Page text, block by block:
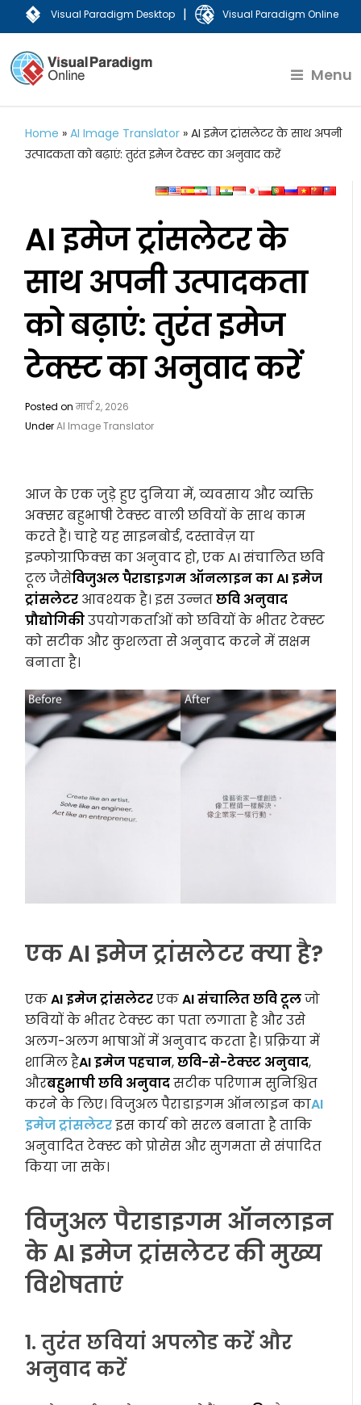
Visual Paradigm Desktop | Visual Paradigm Online
Menu
Home »AI Image Translator »AI इमेज ट्रांसलेटर के साथ अपनी
उत्पादकता को बढ़ाएं: तुरंत इमेज टेक्स्ट का अनुवाद करें
AI इमेज ट्रांसलेटर के
साथ अपनी उत्पादकता
को बढ़ाएं: तुरंत इमेज
टेक्स्ट का अनुवाद करें
Posted onमार्च 2, 2026
UnderAI Image Translator
आज के एक जुड़े हुए दुनिया में, व्यवसाय और व्यक्ति
अक्सर बहुभाषी टेक्स्ट वाली छवियों के साथ काम
करते हैं। चाहे यह साइनबोर्ड, दस्तावेज़ या
इन्फोग्राफिक्स का अनुवाद हो, एक AI संचालित छवि
टूल जैसेविजुअल पैराडाइगम ऑनलाइन का AI इमेज
ट्रांसलेटर आवश्यक है। इस उन्नतछवि अनुवाद
प्रौद्योगिकीउपयोगकर्ताओं को छवियों के भीतर टेक्स्ट
को सटीक और कुशलता से अनुवाद करने में सक्षम
बनाता है।
एक AI इमेज ट्रांसलेटर क्या है?
एकAI इमेज ट्रांसलेटरएकAI संचालित छवि टूलजो
छवियों के भीतर टेक्स्ट का पता लगाता है और उसे
अलग-अलग भाषाओं में अनुवाद करता है। प्रक्रिया में
शामिल हैAI इमेज पहचान,छवि-से-टेक्स्ट अनुवाद,
औरबहुभाषी छवि अनुवादसटीक परिणाम सुनिश्चित
करने के लिए। विजुअल पैराडाइगम ऑनलाइन काAI
इमेज ट्रांसलेटरइस कार्य को सरल बनाता है ताकि
अनुवादित टेक्स्ट को प्रोसेस और सुगमता से संपादित
किया जा सके।
विजुअल पैराडाइगम ऑनलाइन
के AI इमेज ट्रांसलेटर की मुख्य
विशेषताएं
1. तुरंत छवियां अपलोड करें और
अनुवाद करें